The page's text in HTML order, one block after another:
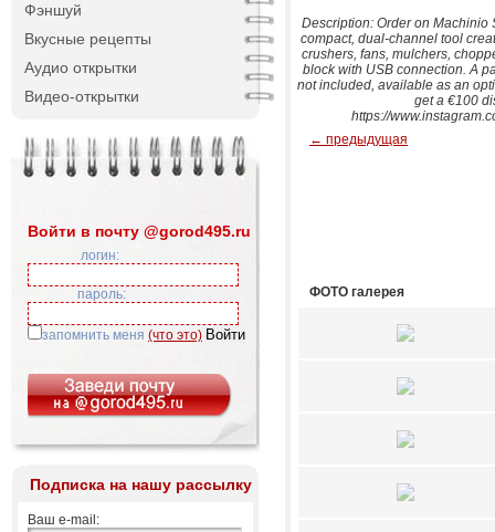
Фэншуй
Вкусные рецепты
Аудио открытки
Видео-открытки
Войти в почту @gorod495.ru
логин:
пароль:
запомнить меня (что это)
Подписка на нашу рассылку
Ваш e-mail:
Description: Order on Machinio
compact, dual-channel tool
crushers, fans, mulchers,
block with USB connection. A
not included, available as an
get a €100
https://
← предыдущая
ФОТО галерея